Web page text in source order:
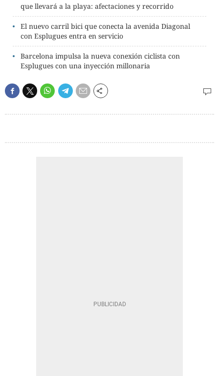
que llevará a la playa: afectaciones y recorrido
El nuevo carril bici que conecta la avenida Diagonal
con Esplugues entra en servicio
Barcelona impulsa la nueva conexión ciclista con
Esplugues con una inyección millonaria